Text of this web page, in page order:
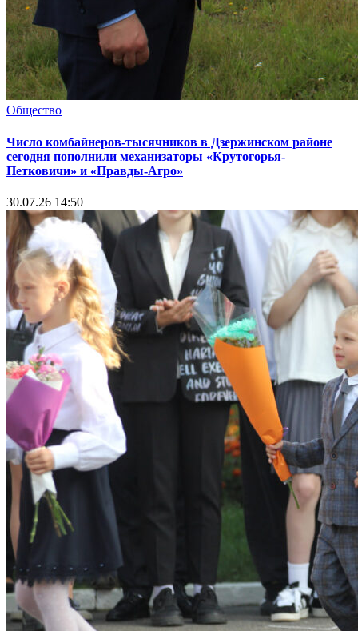
Общество
Число комбайнеров-тысячников в Дзержинском районе
сегодня пополнили механизаторы «Крутогорья-
Петковичи» и «Правды-Агро»
30.07.26 14:50